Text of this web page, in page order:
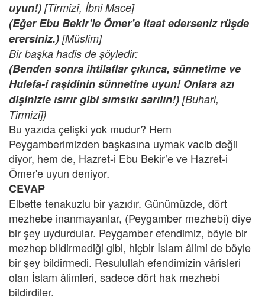
uyun!) [Tirmizî, İbni Mace]
(Eğer Ebu Bekir’le Ömer’e itaat ederseniz rüşde
erersiniz.) [Müslim]
Bir başka hadis de şöyledir:
(Benden sonra ihtilaflar çıkınca, sünnetime ve
Hulefa-i raşidinin sünnetine uyun! Onlara azı
dişinizle ısırır gibi sımsıkı sarılın!) [Buhari,
Tirmizi]}
Bu yazıda çelişki yok mudur? Hem
Peygamberimizden başkasına uymak vacib değil
diyor, hem de, Hazret-i Ebu Bekir’e ve Hazret-i
Ömer'e uyun deniyor.
CEVAP
Elbette tenakuzlu bir yazıdır. Günümüzde, dört
mezhebe inanmayanlar, (Peygamber mezhebi) diye
bir şey uydurdular. Peygamber efendimiz, böyle bir
mezhep bildirmediği gibi, hiçbir İslam âlimi de böyle
bir şey bildirmedi. Resulullah efendimizin vârisleri
olan İslam âlimleri, sadece dört hak mezhebi
bildirdiler.